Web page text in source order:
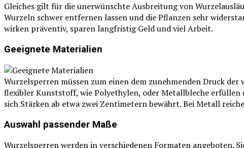
Gleiches gilt für die unerwünschte Ausbreitung von
Wurzeln schwer entfernen lassen und die Pflanzen sehr
wirken präventiv, sparen langfristig Geld und viel Arbeit.
Geeignete Materialien
Wurzelsperren müssen zum einen dem zunehmenden Druck
flexibler Kunststoff, wie Polyethylen, oder Metallbleche erfüllen
sich Stärken ab etwa zwei Zentimetern bewährt. Bei Metall
Auswahl passender Maße
Wurzelsperren werden in verschiedenen Formaten angeboten.